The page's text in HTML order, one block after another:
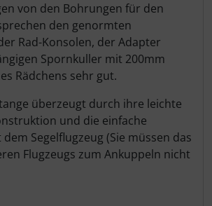
von den Bohrungen für den
den genormten
Rad-Konsolen, der Adapter
Spornkuller mit 200mm
Rädchens sehr gut.
überzeugt durch ihre leichte
und die einfache
Segelflugzeug (Sie müssen das
Flugzeugs zum Ankuppeln nicht